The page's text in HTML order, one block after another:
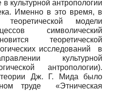
культурной антропологии
Именно в это время, в
модели
символический
теоретической
исследований в
культурной
антропологии).
теории Дж. Г. Мида было
труде «Этническая